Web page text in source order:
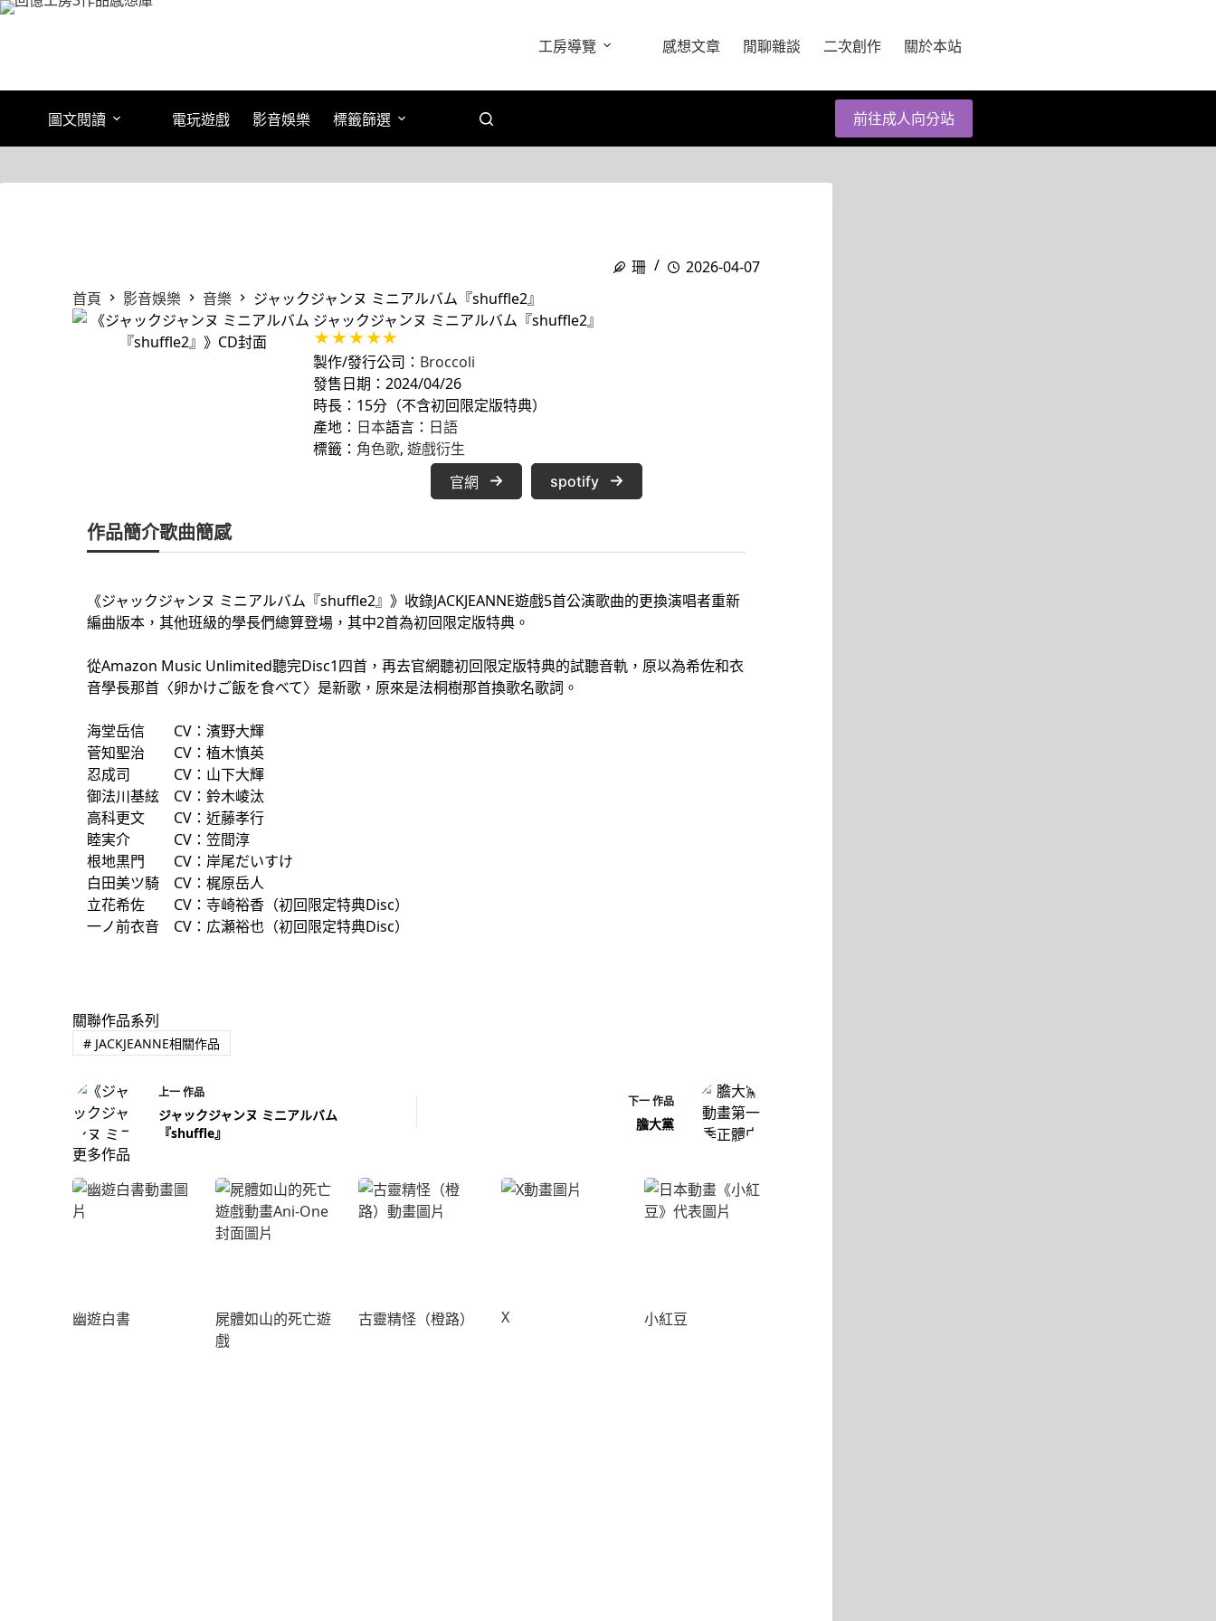
跳
工房導覽 感想文章 閒聊雜談 二次創作 關於本站
圖文閱讀 電玩遊戲 影音娛樂 標籤篩選 前往成人向分站
珊
2026-04-07
首頁
影音娛樂 音樂
ジャックジャンヌ ミニアルバム『shuffle2』
ジャックジャンヌ ミニアルバム『shuffle2』
製作/發行公司： Broccoli
發售日期：2024/04/26
時長：15分（不含初回限定版特典）
產地： 日本語言： 日語
標籤： 角色歌, 遊戲衍生
官網 spotify
作品簡介歌曲簡感
《ジャックジャンヌ ミニアルバム『shuffle2』》收錄JACKJEANNE遊戲5首公演歌曲的更換演唱者重新
編曲版本，其他班級的學長們總算登場，其中2首為初回限定版特典。
從Amazon Music Unlimited聽完Disc1四首，再去官網聽初回限定版特典的試聽音軌，原以為希佐和衣
音學長那首〈卵かけご飯を食べて〉是新歌，原來是法桐樹那首換歌名歌詞。
海堂岳信 CV：濱野大輝
菅知聖治 CV：植木慎英
忍成司 CV：山下大輝
御法川基絃 CV：鈴木崚汰
高科更文 CV：近藤孝行
睦実介 CV：笠間淳
根地黒門 CV：岸尾だいすけ
白田美ツ騎 CV：梶原岳人
立花希佐 CV：寺崎裕香（初回限定特典Disc）
一ノ前衣音 CV：広瀬裕也（初回限定特典Disc）
關聯作品系列
#JACKJEANNE相關作品
上一作品
ジャックジャンヌ ミニアルバム
『shuffle』
下一作品
膽大黨
更多作品
幽遊白書
屍體如山的死亡遊
戲
古靈精怪（橙路） X 小紅豆